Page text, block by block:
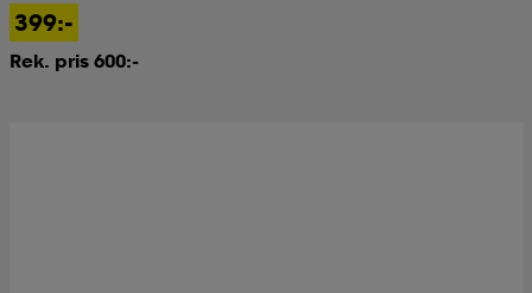
399:-
Rek. pris 600:-